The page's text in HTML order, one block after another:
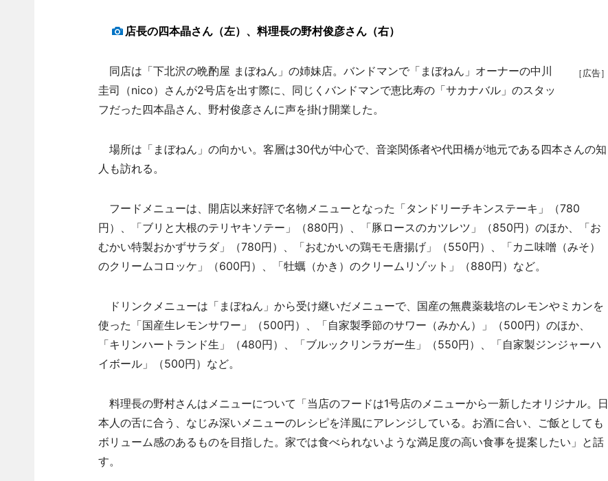
店長の四本晶さん（左）、料理長の野村俊彦さん（右）
［広告］
同店は「下北沢の晩酌屋 まぼねん」の姉妹店。バンドマンで「まぼねん」オーナーの中川
圭司（nico）さんが2号店を出す際に、同じくバンドマンで恵比寿の「サカナバル」のスタッ
フだった四本晶さん、野村俊彦さんに声を掛け開業した。
場所は「まぼねん」の向かい。客層は30代が中心で、音楽関係者や代田橋が地元である四本さんの知
人も訪れる。
フードメニューは、開店以来好評で名物メニューとなった「タンドリーチキンステーキ」（780
円）、「ブリと大根のテリヤキソテー」（880円）、「豚ロースのカツレツ」（850円）のほか、「お
むかい特製おかずサラダ」（780円）、「おむかいの鶏モモ唐揚げ」（550円）、「カニ味噌（みそ）
のクリームコロッケ」（600円）、「牡蠣（かき）のクリームリゾット」（880円）など。
ドリンクメニューは「まぼねん」から受け継いだメニューで、国産の無農薬栽培のレモンやミカンを
使った「国産生レモンサワー」（500円）、「自家製季節のサワー（みかん）」（500円）のほか、
「キリンハートランド生」（480円）、「ブルックリンラガー生」（550円）、「自家製ジンジャーハ
イボール」（500円）など。
料理長の野村さんはメニューについて「当店のフードは1号店のメニューから一新したオリジナル。日
本人の舌に合う、なじみ深いメニューのレシピを洋風にアレンジしている。お酒に合い、ご飯としても
ボリューム感のあるものを目指した。家では食べられないような満足度の高い食事を提案したい」と話
す。